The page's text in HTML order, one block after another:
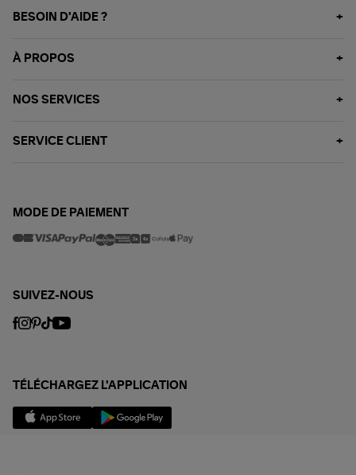
BESOIN D'AIDE ?
À PROPOS
NOS SERVICES
SERVICE CLIENT
MODE DE PAIEMENT
SUIVEZ-NOUS
TÉLÉCHARGEZ L'APPLICATION